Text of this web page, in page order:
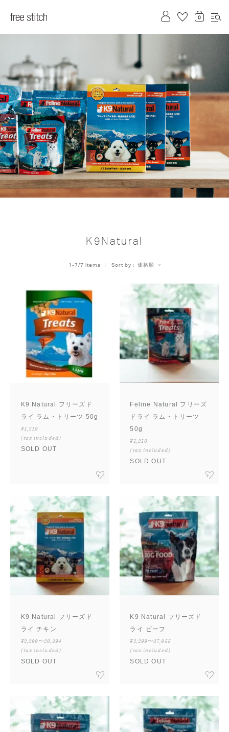
K9Natural
1 -7 /7 items Sort by 価格順
K9 Natural フリーズド
ライ ラム・トリーツ 50g
¥1,210
(tax included)
SOLD OUT
Feline Natural フリーズ
ドライ ラム・トリーツ
50g
¥1,210
(tax included)
SOLD OUT
K9 Natural フリーズド
ライ チキン
¥2,299〜20,394
(tax included)
SOLD OUT
K9 Natural フリーズド
ライ ビーフ
¥2,299〜37,955
(tax included)
SOLD OUT